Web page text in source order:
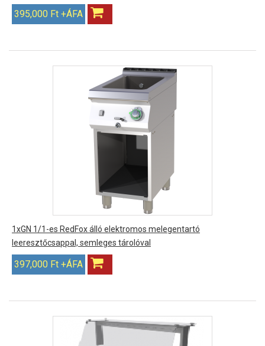
395,000 Ft +ÁFA
1xGN 1/1-es RedFox álló elektromos melegentartó
leeresztőcsappal, semleges tárolóval
397,000 Ft +ÁFA